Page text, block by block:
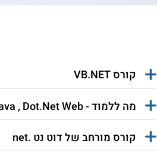
קורס .NET - מכון לומדה
קורס VB.NET
מה ללמוד - Java , Dot.Net Web , פיתוח אפליקציות Android
קורס מורחב של דוט נט .net